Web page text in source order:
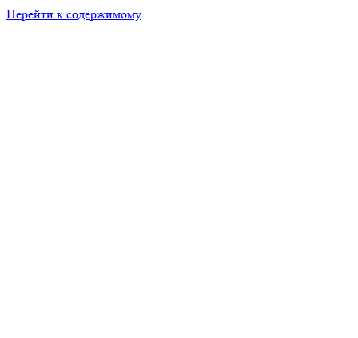
Перейти к содержимому